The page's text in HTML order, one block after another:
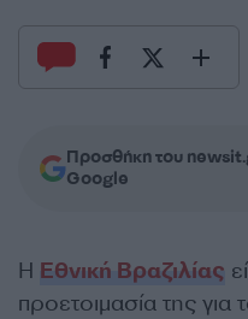
Προσθήκη του
Google
Η Εθνική Βραζιλίας
προετοιμασία της